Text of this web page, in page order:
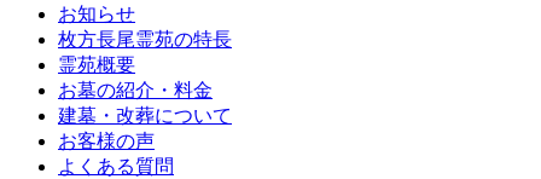
お知らせ
枚方長尾霊苑の特長
霊苑概要
お墓の紹介・料金
建墓・改葬について
お客様の声
よくある質問